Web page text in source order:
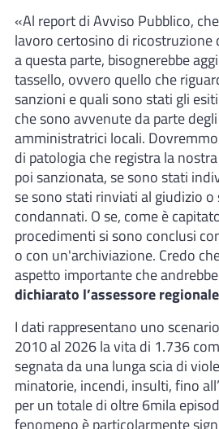
«Al report di Avviso Pubblico,
lavoro certosino di ricostruzione
a questa parte, bisognerebbe
tassello, ovvero quello che
sanzioni e quali sono stati gli
che sono avvenute da parte
amministratrici locali.
di patologia che registra la
poi sanzionata, se sono stati
se sono stati rinviati al giudizio o
condannati. O se, come è
procedimenti si sono conclusi
o con un'archiviazione. Credo
aspetto importante che
dichiarato l’assessore
I dati rappresentano uno
2010 al 2026 la vita di 1.736
segnata da una lunga scia di
minatorie, incendi, insulti, fino
per un totale di oltre 6mila
fenomeno è particolarmente